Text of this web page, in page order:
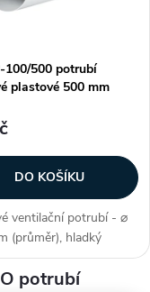
100/500 potrubí
plastové 500 mm
DO KOŠÍKU
ventilační potrubí - ⌀
(průměr), hladký
jednoduchá + rychlá
délka 0,5 m, lze zkrátit,
potrubí